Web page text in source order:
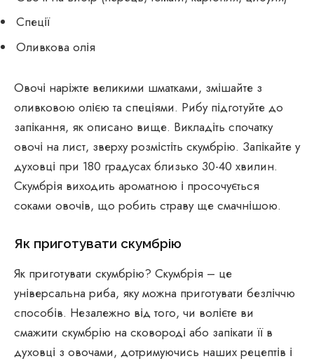
Спеції
Оливкова олія
Овочі наріжте великими шматками, змішайте з
оливковою олією та спеціями. Рибу підготуйте до
запікання, як описано вище. Викладіть спочатку
овочі на лист, зверху розмістіть скумбрію. Запікайте у
духовці при 180 градусах близько 30-40 хвилин.
Скумбрія виходить ароматною і просочується
соками овочів, що робить страву ще смачнішою.
Як приготувати скумбрію
Як приготувати скумбрію? Скумбрія – це
універсальна риба, яку можна приготувати безліччю
способів. Незалежно від того, чи волієте ви
смажити скумбрію на сковороді або запікати її в
духовці з овочами, дотримуючись наших рецептів і